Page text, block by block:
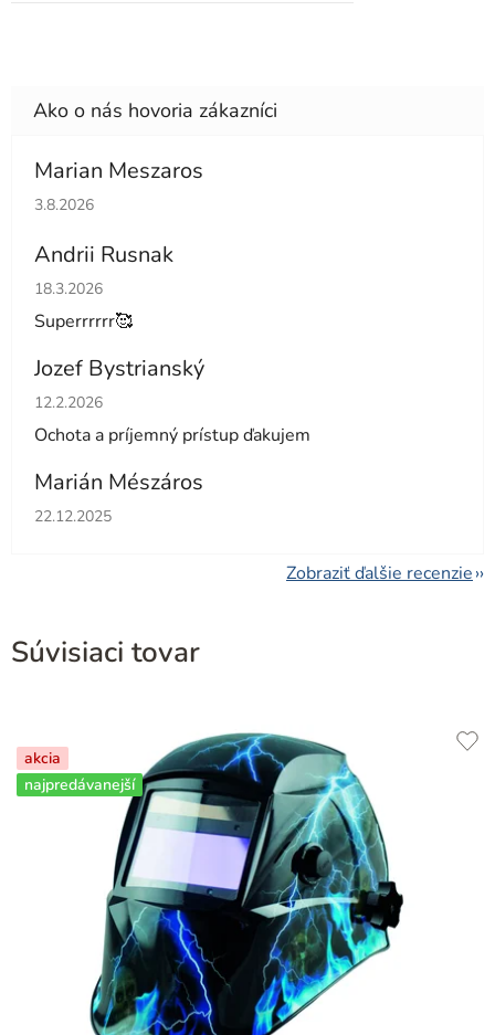
Marian Meszaros
Hodnotenie obchodu je 5 z 5 hviezdičiek.
3.8.2026
Andrii Rusnak
Hodnotenie obchodu je 5 z 5 hviezdičiek.
18.3.2026
Superrrrrr🥰
Jozef Bystrianský
Hodnotenie obchodu je 5 z 5 hviezdičiek.
12.2.2026
Ochota a príjemný prístup ďakujem
Marián Mészáros
Hodnotenie obchodu je 5 z 5 hviezdičiek.
22.12.2025
Zobraziť ďalšie recenzie
Súvisiaci tovar
akcia
najpredávanejší